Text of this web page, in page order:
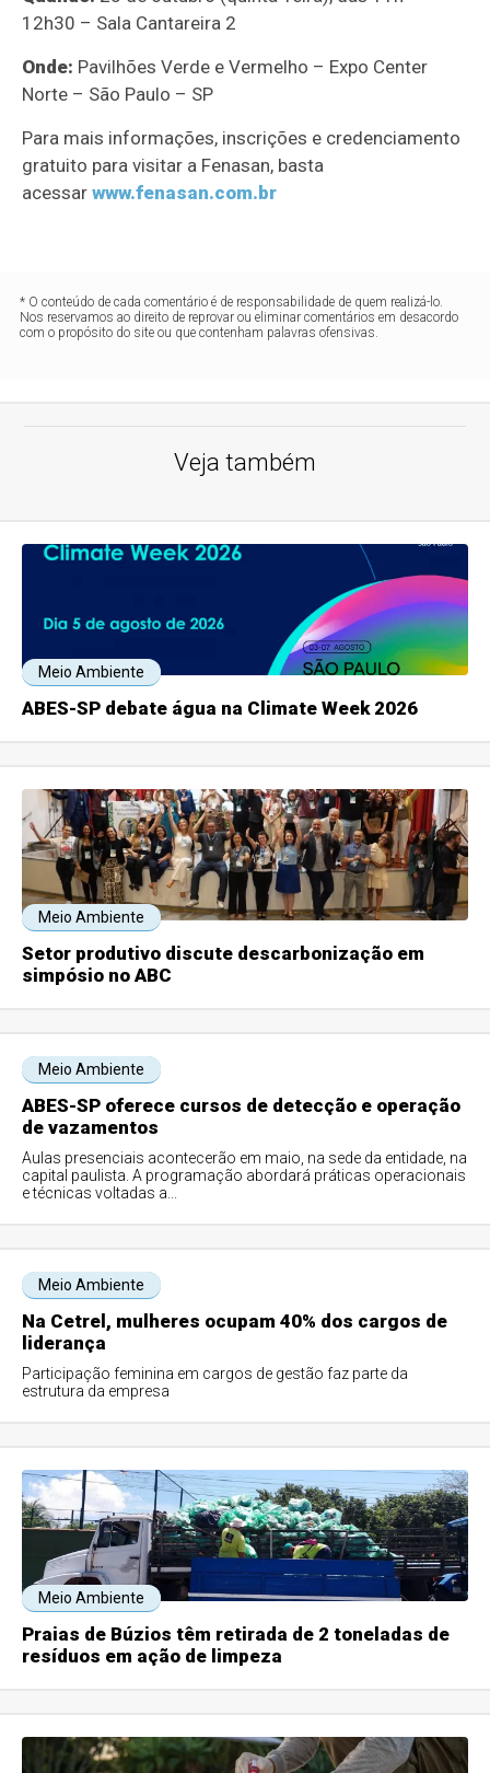
12h30 – Sala Cantareira 2
Onde: Pavilhões Verde e Vermelho – Expo Center
Norte – São Paulo – SP
Para mais informações, inscrições e credenciamento
gratuito para visitar a Fenasan, basta
acessarwww.fenasan.com.br
* O conteúdo de cada comentário é de responsabilidade de quem realizá-lo.
Nos reservamos ao direito de reprovar ou eliminar comentários em desacordo
com o propósito do site ou que contenham palavras ofensivas.
Veja também
Meio Ambiente
ABES-SP debate água na Climate Week 2026
Meio Ambiente
Setor produtivo discute descarbonização em
simpósio no ABC
Meio Ambiente
ABES-SP oferece cursos de detecção e operação
de vazamentos
Aulas presenciais acontecerão em maio, na sede da entidade, na
capital paulista. A programação abordará práticas operacionais
e técnicas voltadas a...
Meio Ambiente
Na Cetrel, mulheres ocupam 40% dos cargos de
liderança
Participação feminina em cargos de gestão faz parte da
estrutura da empresa
Meio Ambiente
Praias de Búzios têm retirada de 2 toneladas de
resíduos em ação de limpeza